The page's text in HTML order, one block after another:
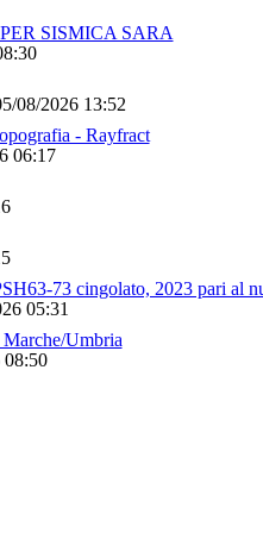
SISMICA SARA
08/2026 13:52
- Rayfract
06:17
73 cingolato, 2023 pari al
05:31
Umbria
08:50